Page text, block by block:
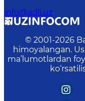
info@adli.uz
© 2001-2026
himoyalangan.
ma’lumotlardan